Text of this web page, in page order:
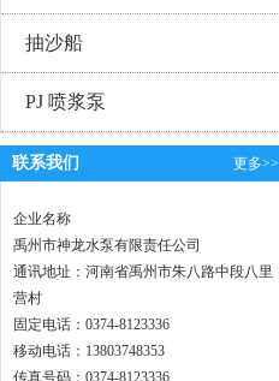
抽沙船
PJ 喷浆泵
更多>>
联系我们
企业名称
禹州市神龙水泵有限责任公司
通讯地址：河南省禹州市朱八路中段八里
营村
固定电话：0374-8123336
移动电话：13803748353
传真号码：0374-8123336